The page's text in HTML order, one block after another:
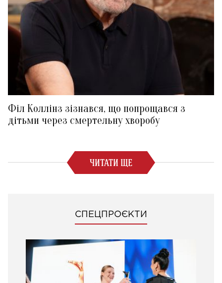
Філ Коллінз зізнався, що попрощався з
дітьми через смертельну хворобу
ЧИТАТИ ЩЕ
СПЕЦПРОЄКТИ